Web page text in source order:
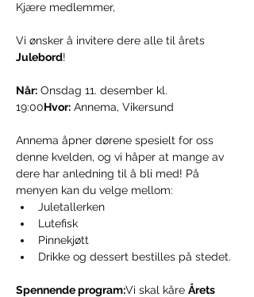
Kjære medlemmer,
Vi ønsker å invitere dere alle til årets
Julebord!
Når: Onsdag 11. desember kl.
19:00Hvor: Annema, Vikersund
Annema åpner dørene spesielt for oss
denne kvelden, og vi håper at mange av
dere har anledning til å bli med! På
menyen kan du velge mellom:
Juletallerken
Lutefisk
Pinnekjøtt
Drikke og dessert bestilles på stedet.
Spennende program:Vi skal kåre Årets